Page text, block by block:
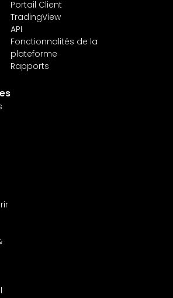
Portail Client
TradingView
API
Fonctionnalités de la
plateforme
Rapports